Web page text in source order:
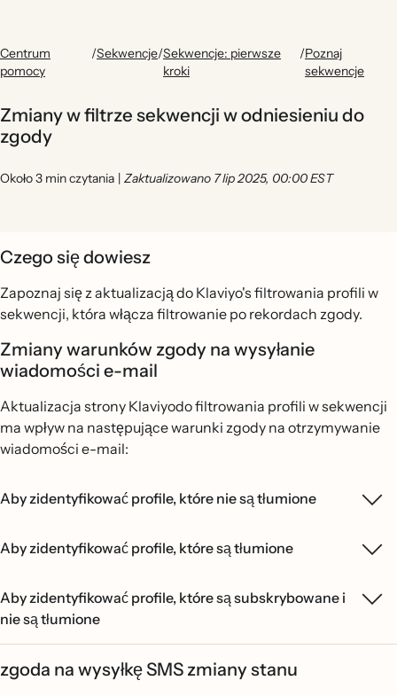
Centrum
pomocy
/Sekwencje/Sekwencje: pierwsze
kroki
/Poznaj
sekwencje
Zmiany w filtrze sekwencji w odniesieniu do
zgody
Około 3 min czytania | Zaktualizowano 7 lip 2025, 00:00 EST
Czego się dowiesz
Zapoznaj się z aktualizacją do Klaviyo's filtrowania profili w
sekwencji, która włącza filtrowanie po rekordach zgody.
Zmiany warunków zgody na wysyłanie
wiadomości e-mail
Aktualizacja strony Klaviyodo filtrowania profili w sekwencji
ma wpływ na następujące warunki zgody na otrzymywanie
wiadomości e-mail:
Aby zidentyfikować profile, które nie są tłumione
Aby zidentyfikować profile, które są tłumione
Aby zidentyfikować profile, które są subskrybowane i
nie są tłumione
zgoda na wysyłkę SMS zmiany stanu